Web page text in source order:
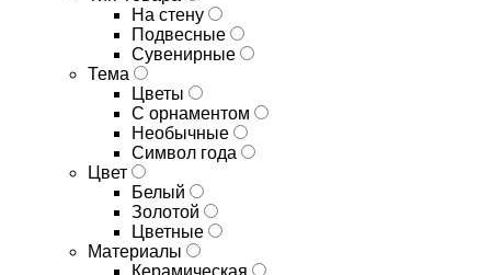
На стену
Подвесные
Сувенирные
Тема
Цветы
С орнаментом
Необычные
Символ года
Цвет
Белый
Золотой
Цветные
Материалы
Керамическая